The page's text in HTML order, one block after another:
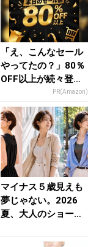
「え、こんなセール
やってたの？」80％
OFF以上が続々登
場！Amazonの本気
が...
PR(Amazon)
マイナス５歳見えも
夢じゃない。2026
夏、大人のショート